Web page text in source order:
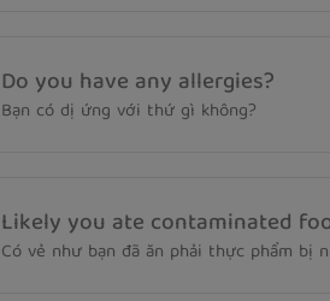
Do you have any allergies?
Bạn có dị ứng với thứ gì không?
Likely you ate contaminated
Có vẻ như bạn đã ăn phải thực phẩm bị